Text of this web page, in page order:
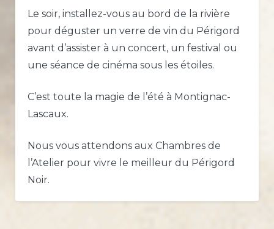
Le soir, installez-vous au bord de la rivière
pour déguster un verre de vin du Périgord
avant d’assister à un concert, un festival ou
une séance de cinéma sous les étoiles.
C’est toute la magie de l’été à Montignac-
Lascaux.
Nous vous attendons aux Chambres de
l’Atelier pour vivre le meilleur du Périgord
Noir.